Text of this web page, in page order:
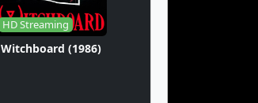
HD Streaming
Witchboard (1986)